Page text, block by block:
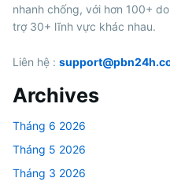
nhanh chống, với hơn 100+
trợ 30+ lĩnh vực khác nhau.
Liên hệ :
Archives
Tháng 6 2026
Tháng 5 2026
Tháng 3 2026